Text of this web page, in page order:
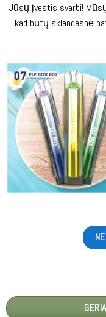
Jūsų įvestis svarbi!
kad būtų sklandesnė